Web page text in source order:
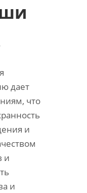
дает
что
и
и
и